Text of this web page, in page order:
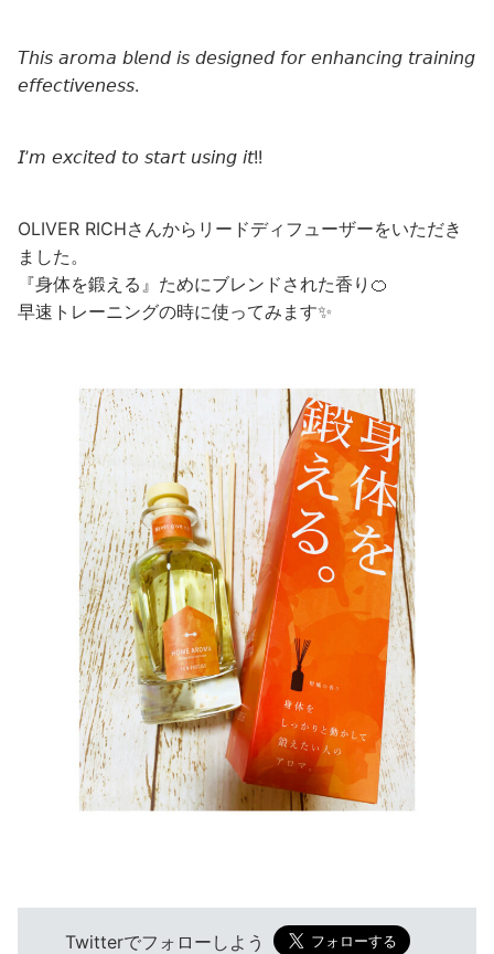
𝘛𝘩𝘪𝘴 𝘢𝘳𝘰𝘮𝘢 𝘣𝘭𝘦𝘯𝘥 𝘪𝘴 𝘥𝘦𝘴𝘪𝘨𝘯𝘦𝘥 𝘧𝘰𝘳 𝘦𝘯𝘩𝘢𝘯𝘤𝘪𝘯𝘨 𝘵𝘳𝘢𝘪𝘯𝘪𝘯𝘨
𝘦𝘧𝘧𝘦𝘤𝘵𝘪𝘷𝘦𝘯𝘦𝘴𝘴.
𝘐’𝘮 𝘦𝘹𝘤𝘪𝘵𝘦𝘥 𝘵𝘰 𝘴𝘵𝘢𝘳𝘵 𝘶𝘴𝘪𝘯𝘨 𝘪𝘵!!
OLIVER RICHさんからリードディフューザーをいただき
ました。
『身体を鍛える』ためにブレンドされた香り🍊
早速トレーニングの時に使ってみます✨
Twitterでフォローしよう